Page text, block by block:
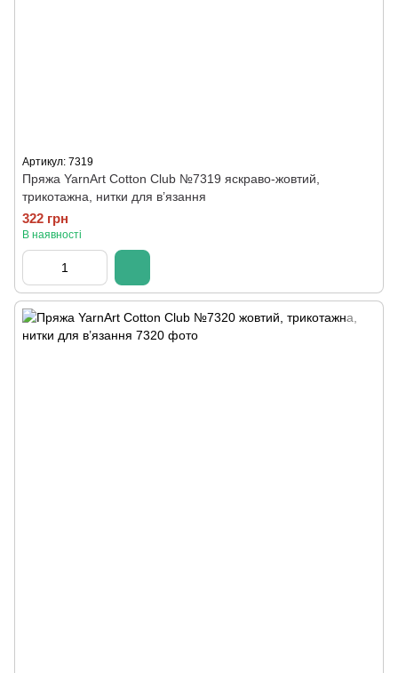
Артикул: 7319
Пряжа YarnArt Cotton Club №7319 яскраво-жовтий,
трикотажна, нитки для в’язання
322 грн
В наявності